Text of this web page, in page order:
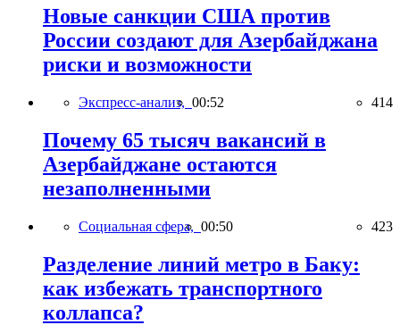
Новые санкции США против
России создают для Азербайджана
риски и возможности
Экспресс-анализ, 00:52 414
Почему 65 тысяч вакансий в
Азербайджане остаются
незаполненными
Социальная сфера, 00:50 423
Разделение линий метро в Баку:
как избежать транспортного
коллапса?